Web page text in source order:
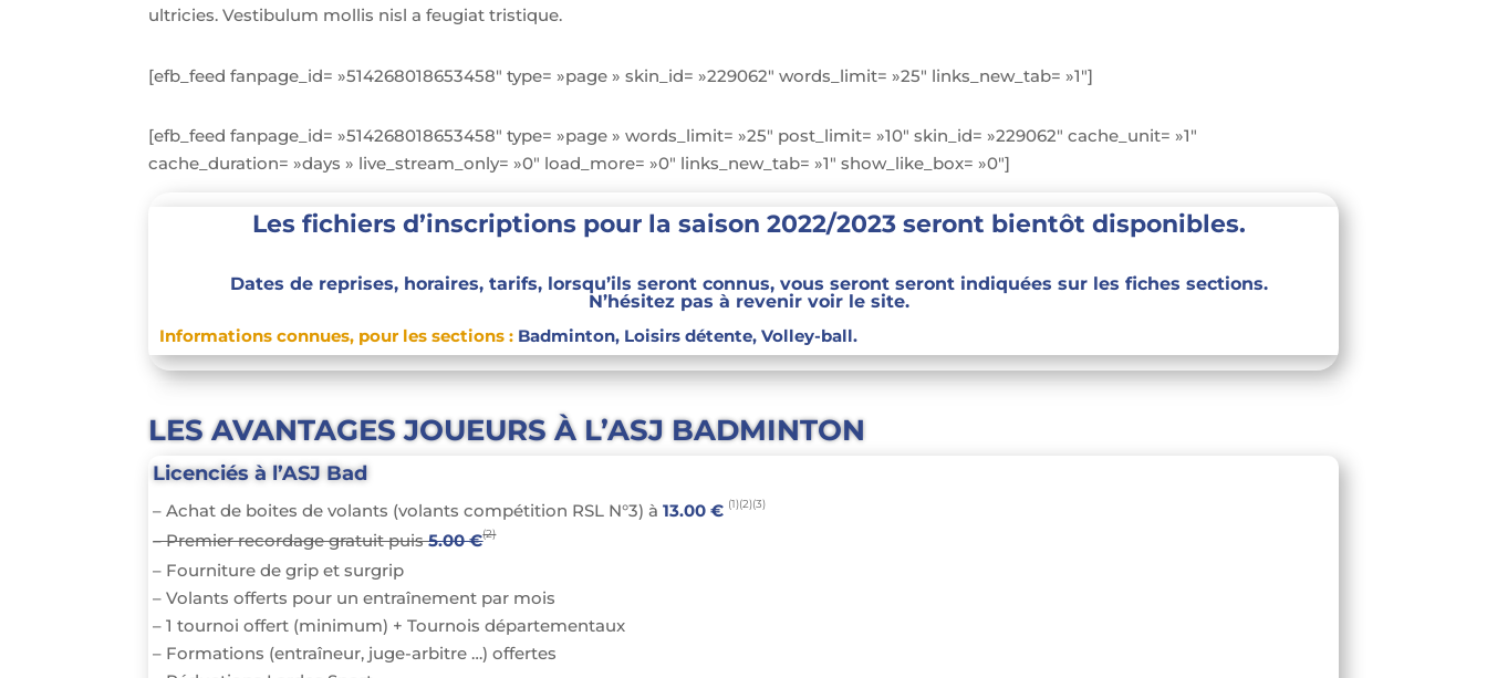
ultricies. Vestibulum mollis nisl a feugiat tristique.
[efb_feed fanpage_id= »514268018653458″ type= »page » skin_id= »229062″ words_limit= »25″ links_new_tab= »1″]
[efb_feed fanpage_id= »514268018653458″ type= »page » words_limit= »25″ post_limit= »10″ skin_id= »229062″ cache_unit= »1″
cache_duration= »days » live_stream_only= »0″ load_more= »0″ links_new_tab= »1″ show_like_box= »0″]
Les fichiers d’inscriptions pour la saison 2022/2023 seront bientôt disponibles.
Dates de reprises, horaires, tarifs, lorsqu’ils seront connus, vous seront seront indiquées sur les fiches sections.
N’hésitez pas à revenir voir le site.
Informations connues, pour les sections : Badminton, Loisirs détente, Volley-ball.
LES AVANTAGES JOUEURS À L’ASJ BADMINTON
Licenciés à l’ASJ Bad
– Achat de boites de volants (volants compétition RSL N°3) à13.00 € (1)(2)(3)
– Premier recordage gratuit puis5.00 €(2)
– Fourniture de grip et surgrip
– Volants offerts pour un entraînement par mois
– 1 tournoi offert (minimum) + Tournois départementaux
– Formations (entraîneur, juge-arbitre …) offertes